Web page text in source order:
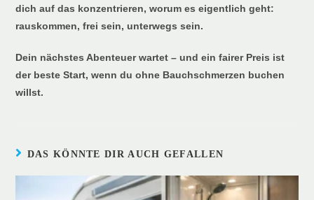
dich auf das konzentrieren, worum es eigentlich geht:
rauskommen, frei sein, unterwegs sein.
Dein nächstes Abenteuer wartet – und ein fairer Preis ist
der beste Start, wenn du ohne Bauchschmerzen buchen
willst.
DAS KÖNNTE DIR AUCH GEFALLEN